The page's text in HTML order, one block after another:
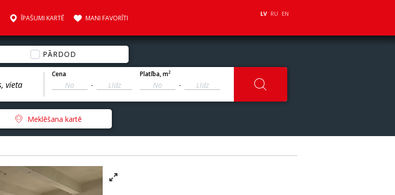
ĪPAŠUMI KARTĒ MANI FAVORĪTI
LV RU EN
PĀRDOD
Cena
-
Platība, m2
-
Meklēšana kartē